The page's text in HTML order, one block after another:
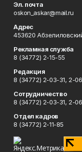
Эл. почта
oskon_askar@mail.ru
Адрес
453620
Рекламная служба
8 (34772) 2-15-55
Редакция
8 (34772) 2-03-31, 2-
Сотрудничество
8 (34772) 2-03-31, 2-
Отдел кадров
8 (34772) 2-11-85